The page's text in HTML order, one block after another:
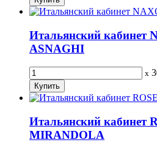
Итальянский кабинет
ASNAGHI
x
Итальянский кабинет
MIRANDOLA